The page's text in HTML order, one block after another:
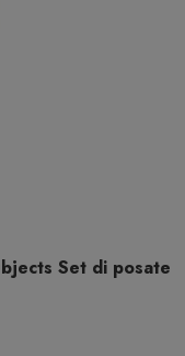
Set di posate